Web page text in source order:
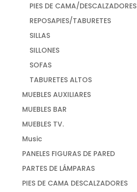
PIES DE CAMA/DESCALZADORES
REPOSAPIES/TABURETES
SILLAS
SILLONES
SOFAS
TABURETES ALTOS
MUEBLES AUXILIARES
MUEBLES BAR
MUEBLES TV.
Music
PANELES FIGURAS DE PARED
PARTES DE LÁMPARAS
PIES DE CAMA DESCALZADORES